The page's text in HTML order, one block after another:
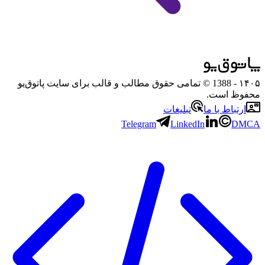
۱۴۰۵
- 1388 © تمامی حقوق مطالب و قالب برای سایت پاتوق‌یو
محفوظ است.
ارتباط با ما
تبلیغات
Telegram
LinkedIn DMCA